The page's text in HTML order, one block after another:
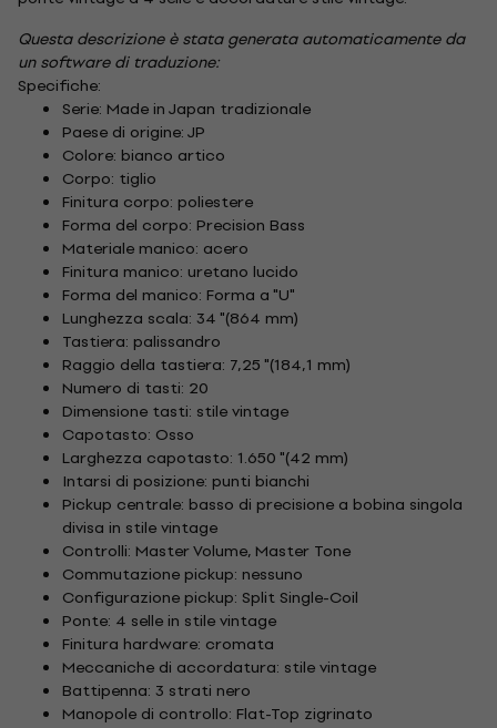
Questa descrizione è stata generata automaticamente da
un software di traduzione:
Specifiche:
Serie: Made in Japan tradizionale
Paese di origine: JP
Colore: bianco artico
Corpo: tiglio
Finitura corpo: poliestere
Forma del corpo: Precision Bass
Materiale manico: acero
Finitura manico: uretano lucido
Forma del manico: Forma a "U"
Lunghezza scala: 34 "(864 mm)
Tastiera: palissandro
Raggio della tastiera: 7,25 "(184,1 mm)
Numero di tasti: 20
Dimensione tasti: stile vintage
Capotasto: Osso
Larghezza capotasto: 1.650 "(42 mm)
Intarsi di posizione: punti bianchi
Pickup centrale: basso di precisione a bobina singola
divisa in stile vintage
Controlli: Master Volume, Master Tone
Commutazione pickup: nessuno
Configurazione pickup: Split Single-Coil
Ponte: 4 selle in stile vintage
Finitura hardware: cromata
Meccaniche di accordatura: stile vintage
Battipenna: 3 strati nero
Manopole di controllo: Flat-Top zigrinato